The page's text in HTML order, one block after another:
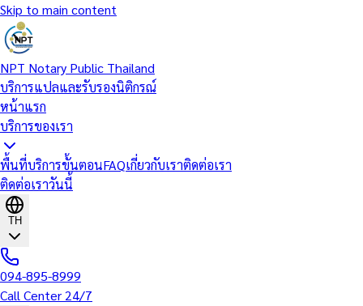
Skip to main content
NPT Notary Public Thailand
บริการแปลและรับรองนิติกรณ์
หน้าแรก
บริการของเรา
พื้นที่บริการขั้นตอนFAQเกี่ยวกับเราติดต่อเรา
ติดต่อเราวันนี้
TH
094-895-8999
Call Center 24/7